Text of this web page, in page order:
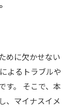
めに欠かせない
よるトラブルや
す。 そこで、本
、マイナスイメ